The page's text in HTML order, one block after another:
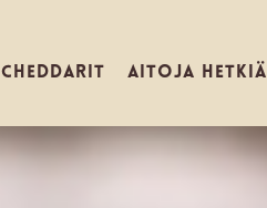
CHEDDARIT AITOJA HETKIÄ